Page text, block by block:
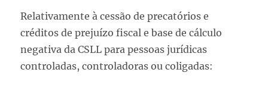
Relativamente à cessão de precatórios e
créditos de prejuízo fiscal e base de cálculo
negativa da CSLL para pessoas jurídicas
controladas, controladoras ou coligadas: